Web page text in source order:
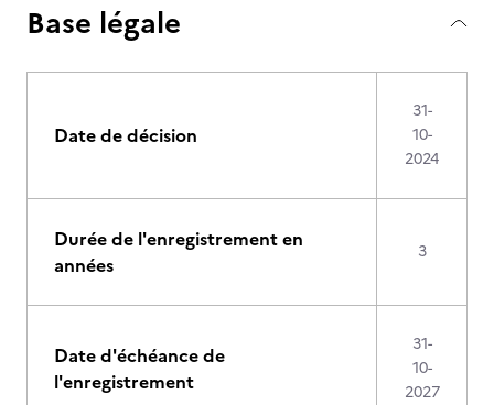
Base légale
Date de décision
31-
10-
2024
Durée de l'enregistrement en
années
3
Date d'échéance de
l'enregistrement
31-
10-
2027